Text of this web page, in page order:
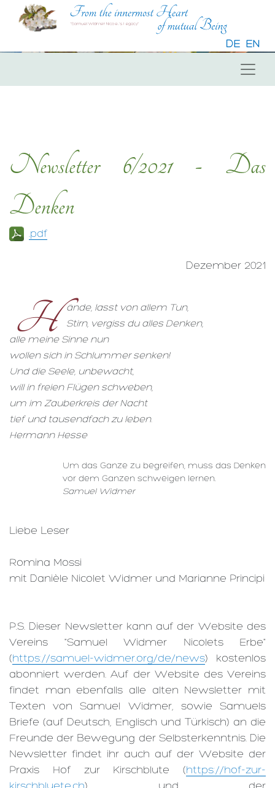
DE EN
Newsletter 6/2021 - Das
Denken
.pdf
Dezember 2021
H
ände, lasst von allem Tun,
Stirn, vergiss du alles Denken,
alle meine Sinne nun
wollen sich in Schlummer senken!
Und die Seele, unbewacht,
will in freien Flügen schweben,
um im Zauberkreis der Nacht
tief und tausendfach zu leben.
Hermann Hesse
Um das Ganze zu begreifen, muss das Denken
vor dem Ganzen schweigen lernen.
Samuel Widmer
Liebe Leser
Romina Mossi
mit Danièle Nicolet Widmer und Marianne Principi
P.S. Dieser Newsletter kann auf der Website des
Vereins "Samuel Widmer Nicolets Erbe"
(https://samuel-widmer.org/de/news) kostenlos
abonniert werden. Auf der Website des Vereins
findet man ebenfalls alle alten Newsletter mit
Texten von Samuel Widmer, sowie Samuels
Briefe (auf Deutsch, Englisch und Türkisch) an die
Freunde der Bewegung der Selbsterkenntnis. Die
Newsletter findet ihr auch auf der Website der
Praxis Hof zur Kirschblute (https://hof-zur-